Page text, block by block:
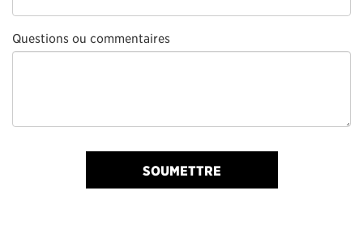
Questions ou commentaires
SOUMETTRE